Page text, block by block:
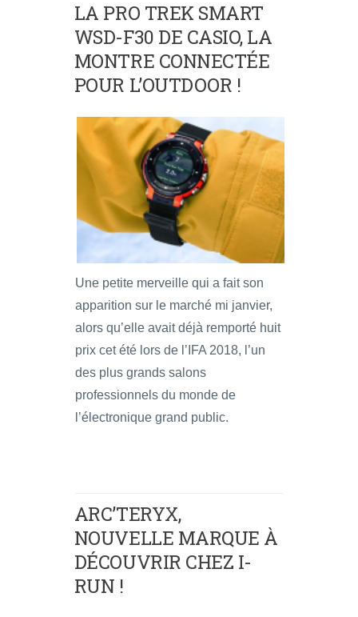
LA PRO TREK SMART
WSD-F30 DE CASIO, LA
MONTRE CONNECTÉE
POUR L’OUTDOOR !
Une petite merveille qui a fait son
apparition sur le marché mi janvier,
alors qu’elle avait déjà remporté huit
prix cet été lors de l’IFA 2018, l’un
des plus grands salons
professionnels du monde de
l’électronique grand public.
ARC’TERYX,
NOUVELLE MARQUE À
DÉCOUVRIR CHEZ I-
RUN !